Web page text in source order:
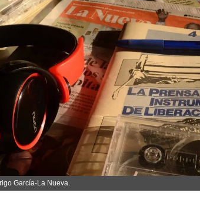
y campo
Economía y
Con el campo
Espacio
y tiempo libre
Sociedad
Tecnología
Turismo
Salud
Es viral
Lleno
García-La Nueva.